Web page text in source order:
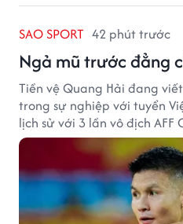
SAO SPORT 42 phút trước
Ngả mũ trước đẳng
Tiền vệ Quang Hải đang
trong sự nghiệp với tuyển
lịch sử với 3 lần vô địch AFF